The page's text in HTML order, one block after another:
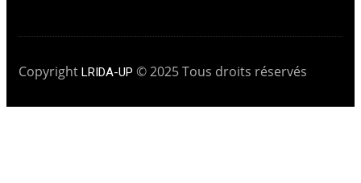
Copyright LRIDA-UP © 2025 Tous droits réservés